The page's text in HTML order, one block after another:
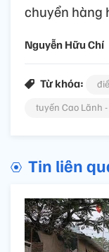
chuyển hàng
Nguyễn Hữu Chí
Từ khóa:
tuyến Cao Lãnh -
Tin liên